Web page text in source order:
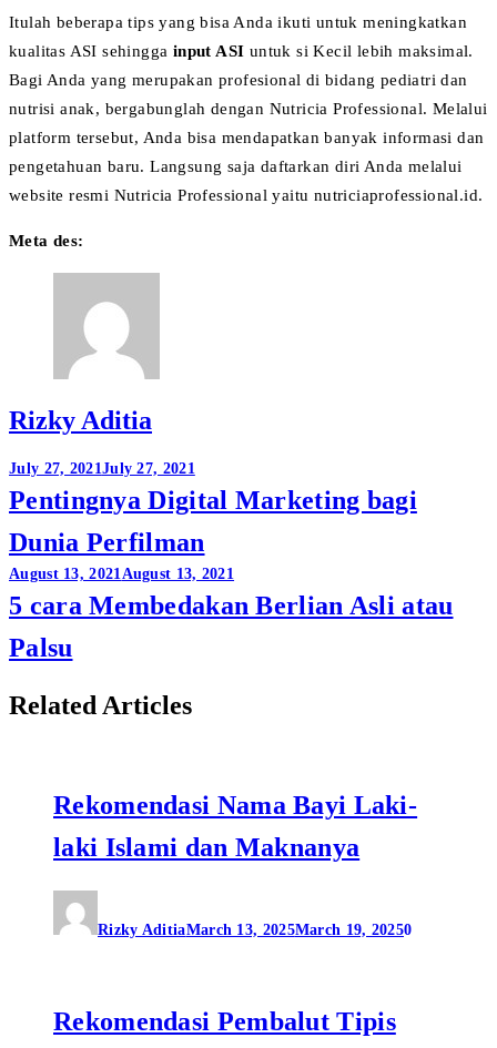
Itulah beberapa tips yang bisa Anda ikuti untuk meningkatkan
kualitas ASI sehingga input ASI untuk si Kecil lebih maksimal.
Bagi Anda yang merupakan profesional di bidang pediatri dan
nutrisi anak, bergabunglah dengan Nutricia Professional. Melalui
platform tersebut, Anda bisa mendapatkan banyak informasi dan
pengetahuan baru. Langsung saja daftarkan diri Anda melalui
website resmi Nutricia Professional yaitu nutriciaprofessional.id.
Meta des:
Rizky Aditia
Post
navigation
July 27, 2021July 27, 2021
Pentingnya Digital Marketing bagi
Dunia Perfilman
August 13, 2021 August 13, 2021
5 cara Membedakan Berlian Asli atau
Palsu
Related Articles
Rekomendasi Nama Bayi Laki-
laki Islami dan Maknanya
Rizky AditiaMarch 13, 2025March 19, 20250
Rekomendasi Pembalut Tipis